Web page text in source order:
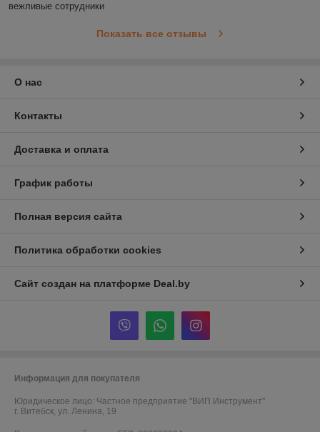
вежливые сотрудники
Показать все отзывы
О нас
Контакты
Доставка и оплата
График работы
Полная версия сайта
Политика обработки cookies
Сайт создан на платформе Deal.by
Информация для покупателя
Юридическое лицо: Частное предприятие "ВИП Инструмент"
г. Витебск, ул. Ленина, 19